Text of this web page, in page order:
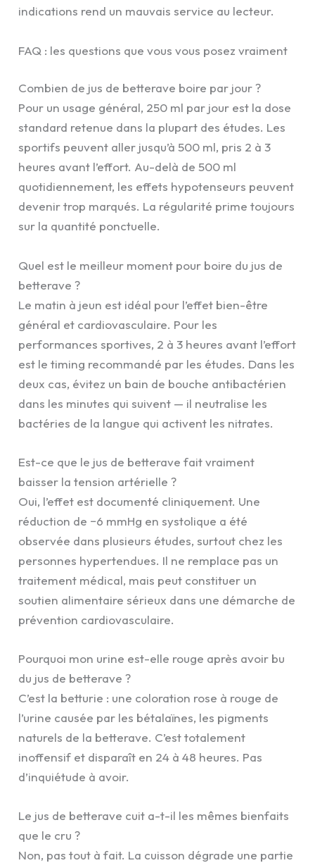
indications rend un mauvais service au lecteur.
FAQ : les questions que vous vous posez vraiment
Combien de jus de betterave boire par jour ?
Pour un usage général, 250 ml par jour est la dose
standard retenue dans la plupart des études. Les
sportifs peuvent aller jusqu’à 500 ml, pris 2 à 3
heures avant l’effort. Au-delà de 500 ml
quotidiennement, les effets hypotenseurs peuvent
devenir trop marqués. La régularité prime toujours
sur la quantité ponctuelle.
Quel est le meilleur moment pour boire du jus de
betterave ?
Le matin à jeun est idéal pour l’effet bien-être
général et cardiovasculaire. Pour les
performances sportives, 2 à 3 heures avant l’effort
est le timing recommandé par les études. Dans les
deux cas, évitez un bain de bouche antibactérien
dans les minutes qui suivent — il neutralise les
bactéries de la langue qui activent les nitrates.
Est-ce que le jus de betterave fait vraiment
baisser la tension artérielle ?
Oui, l’effet est documenté cliniquement. Une
réduction de −6 mmHg en systolique a été
observée dans plusieurs études, surtout chez les
personnes hypertendues. Il ne remplace pas un
traitement médical, mais peut constituer un
soutien alimentaire sérieux dans une démarche de
prévention cardiovasculaire.
Pourquoi mon urine est-elle rouge après avoir bu
du jus de betterave ?
C’est la betturie : une coloration rose à rouge de
l’urine causée par les bétalaïnes, les pigments
naturels de la betterave. C’est totalement
inoffensif et disparaît en 24 à 48 heures. Pas
d’inquiétude à avoir.
Le jus de betterave cuit a-t-il les mêmes bienfaits
que le cru ?
Non, pas tout à fait. La cuisson dégrade une partie